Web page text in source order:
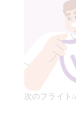
次のフライト